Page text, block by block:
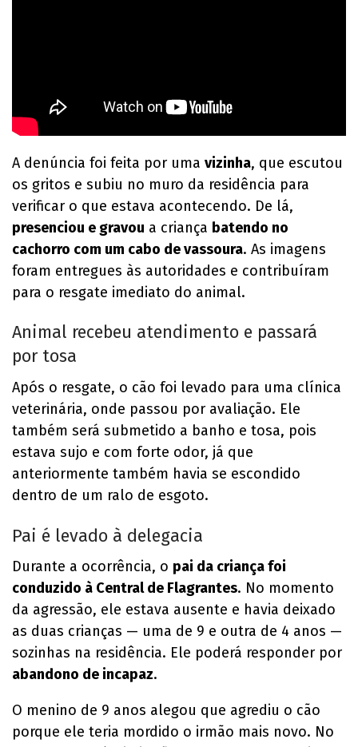
A denúncia foi feita por uma vizinha, que escutou
os gritos e subiu no muro da residência para
verificar o que estava acontecendo. De lá,
presenciou e gravou a criança batendo no
cachorro com um cabo de vassoura. As imagens
foram entregues às autoridades e contribuíram
para o resgate imediato do animal.
Animal recebeu atendimento e passará
por tosa
Após o resgate, o cão foi levado para uma clínica
veterinária, onde passou por avaliação. Ele
também será submetido a banho e tosa, pois
estava sujo e com forte odor, já que
anteriormente também havia se escondido
dentro de um ralo de esgoto.
Pai é levado à delegacia
Durante a ocorrência, o pai da criança foi
conduzido à Central de Flagrantes. No momento
da agressão, ele estava ausente e havia deixado
as duas crianças — uma de 9 e outra de 4 anos —
sozinhas na residência. Ele poderá responder por
abandono de incapaz.
O menino de 9 anos alegou que agrediu o cão
porque ele teria mordido o irmão mais novo. No